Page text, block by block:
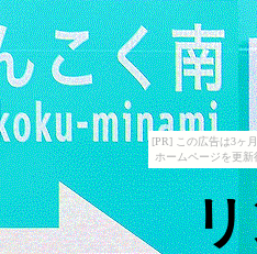
[PR] この広告は3ヶ
ホームページを更